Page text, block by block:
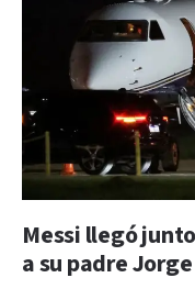
Messi llegó
a su padre Jorge